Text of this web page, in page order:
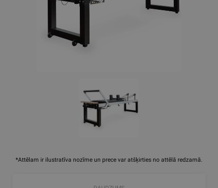
*Attēlam ir ilustratīva nozīme un prece var atšķirties no attēlā redzamā.